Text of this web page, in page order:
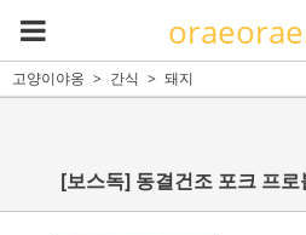
고양이야옹 간식 돼지
[보스독] 동결건조 포크 프